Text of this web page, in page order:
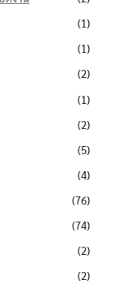
(1)
(1)
(2)
(1)
(2)
(5)
(4)
(76)
(74)
(2)
(2)